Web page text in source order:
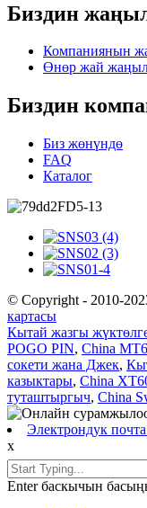
Биздин
Компаниянын
Өнөр жай
Биздин
Биз жөнүндө
FAQ
Каталог
© Copyright - 2010-
картасы
Кытай жазгы
POGO PIN, China
сокети жана Джек,
казыктары, China
туташтыргыч, China
Электрондук
x
Enter баскычын